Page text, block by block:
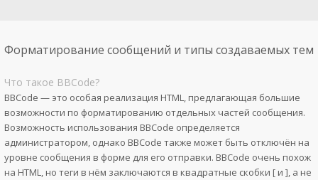
Форматирование сообщений и типы создаваемых тем
Что такое BBCode?
BBCode — это особая реализация HTML, предлагающая большие
возможности по форматированию отдельных частей сообщения.
Возможность использования BBCode определяется
администратором, однако BBCode также может быть отключён на
уровне сообщения в форме для его отправки. BBCode очень похож
на HTML, но теги в нём заключаются в квадратные скобки [ и ], а не